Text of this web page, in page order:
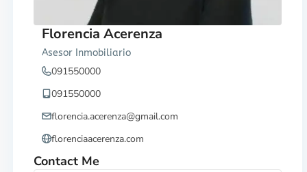
Florencia Acerenza
Asesor Inmobiliario
091550000
091550000
florencia.acerenza@gmail.com
florenciaacerenza.com
Contact Me